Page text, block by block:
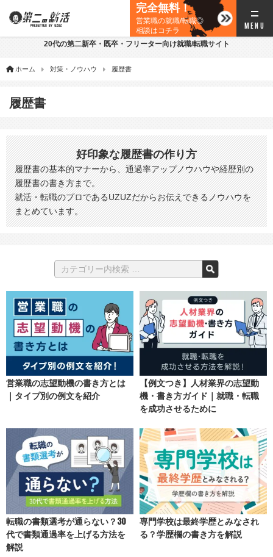
完全無料！
営業職の就職/転職◎
相談はコチラ
20代の第二新卒・既卒・フリーター向け就職/転職サイト
ホーム 対策・ノウハウ 履歴書
履歴書
好印象な履歴書の作り方
履歴書の基本的マナーから、通過率アップノウハウや経歴別の
履歴書の書き方まで。
就活・転職のプロであるUZUZだからお伝えできるノウハウを
まとめています。
営業職の志望動機の書き方とは
｜タイプ別の例文を紹介
【例文つき】人材業界の志望動
機・書き方ガイド｜就職・転職
を成功させるために
転職の書類選考が通らない？30
代で書類通過率を上げる方法を
解説
専門学校は最終学歴とみなされ
る？学歴欄の書き方を解説